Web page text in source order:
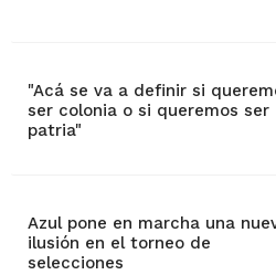
"Acá se va a definir si
ser colonia o si queremos ser
patria"
Azul pone en marcha una
ilusión en el torneo de
selecciones